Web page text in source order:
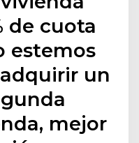
de cuota
estemos
un
mejor